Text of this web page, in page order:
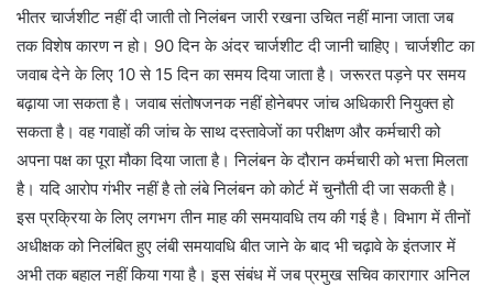
भीतर चार्जशीट नहीं दी जाती तो निलंबन जारी रखना उचित नहीं माना जाता जब
तक विशेष कारण न हो। 90 दिन के अंदर चार्जशीट दी जानी चाहिए। चार्जशीट का
जवाब देने के लिए 10 से 15 दिन का समय दिया जाता है। जरूरत पड़ने पर समय
बढ़ाया जा सकता है। जवाब संतोषजनक नहीं होनेबपर जांच अधिकारी नियुक्त हो
सकता है। वह गवाहों की जांच के साथ दस्तावेजों का परीक्षण और कर्मचारी को
अपना पक्ष का पूरा मौका दिया जाता है। निलंबन के दौरान कर्मचारी को भत्ता मिलता
है। यदि आरोप गंभीर नहीं है तो लंबे निलंबन को कोर्ट में चुनौती दी जा सकती है।
इस प्रक्रिया के लिए लगभग तीन माह की समयावधि तय की गई है। विभाग में तीनों
अधीक्षक को निलंबित हुए लंबी समयावधि बीत जाने के बाद भी चढ़ावे के इंतजार में
अभी तक बहाल नहीं किया गया है। इस संबंध में जब प्रमुख सचिव कारागार अनिल